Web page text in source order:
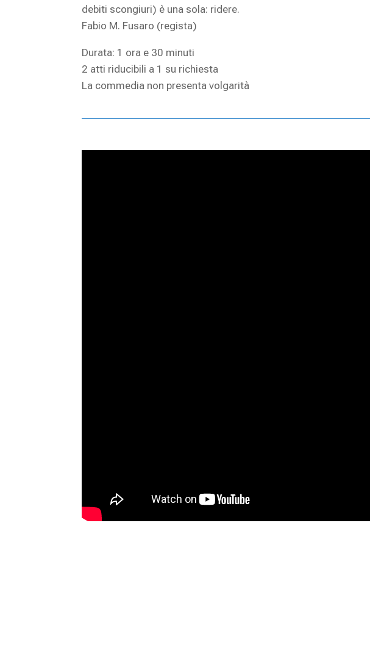
debiti scongiuri) è una sola: ridere.
Fabio M. Fusaro (regista)
Durata: 1 ora e 30 minuti
2 atti riducibili a 1 su richiesta
La commedia non presenta volgarità